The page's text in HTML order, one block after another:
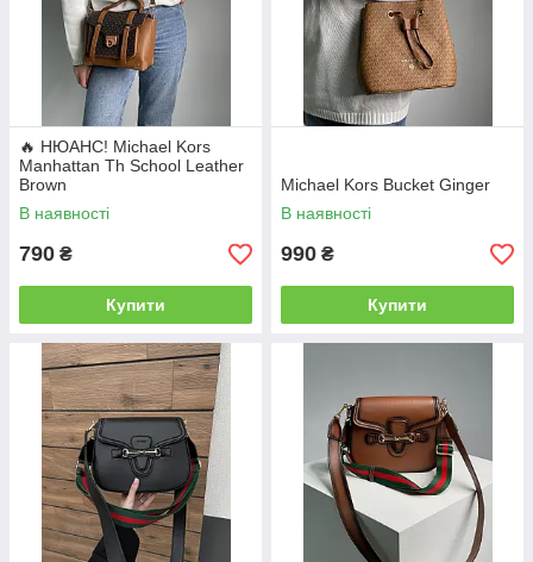
🔥 НЮАНС! Michael Kors
Manhattan Th School Leather
Brown
В наявності
790 ₴
Купити
Michael Kors Bucket Ginger
В наявності
990 ₴
Купити